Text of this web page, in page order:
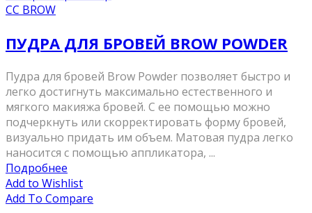
CC BROW
ПУДРА ДЛЯ БРОВЕЙ BROW POWDER
Пудра для бровей Brow Powder позволяет быстро и
легко достигнуть максимально естественного и
мягкого макияжа бровей. С ее помощью можно
подчеркнуть или скорректировать форму бровей,
визуально придать им объем. Матовая пудра легко
наносится с помощью аппликатора, ...
Подробнее
Add to Wishlist
Add To Compare